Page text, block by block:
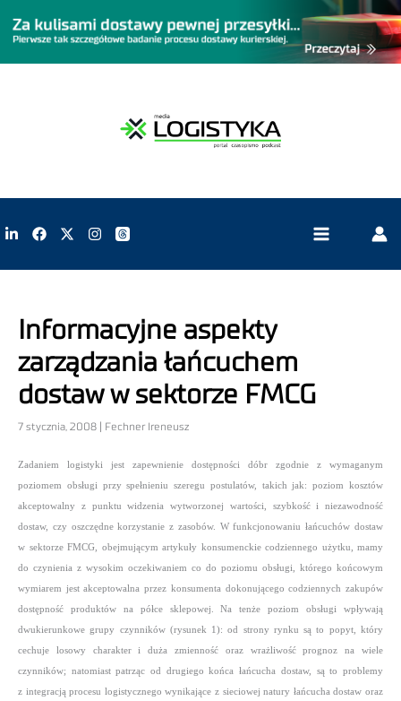
Informacyjne aspekty
zarządzania łańcuchem
dostaw w sektorze FMCG
7 stycznia, 2008 | Fechner Ireneusz
Zadaniem logistyki jest zapewnienie dostępności dóbr zgodnie z wymaganym
poziomem obsługi przy spełnieniu szeregu postulatów, takich jak: poziom kosztów
akceptowalny z punktu widzenia wytworzonej wartości, szybkość i niezawodność
dostaw, czy oszczędne korzystanie z zasobów. W funkcjonowaniu łańcuchów dostaw
w sektorze FMCG, obejmującym artykuły konsumenckie codziennego użytku, mamy
do czynienia z wysokim oczekiwaniem co do poziomu obsługi, którego końcowym
wymiarem jest akceptowalna przez konsumenta dokonującego codziennych zakupów
dostępność produktów na półce sklepowej. Na tenże poziom obsługi wpływają
dwukierunkowe grupy czynników (rysunek 1): od strony rynku są to popyt, który
cechuje losowy charakter i duża zmienność oraz wrażliwość prognoz na wiele
czynników; natomiast patrząc od drugiego końca łańcucha dostaw, są to problemy
z integracją procesu logistycznego wynikające z sieciowej natury łańcucha dostaw oraz